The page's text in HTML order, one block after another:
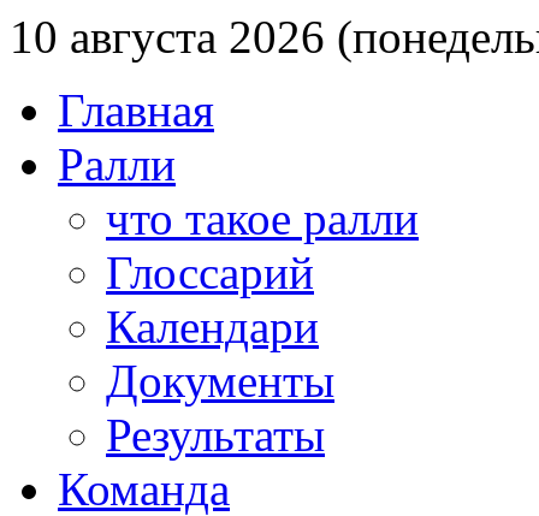
10 августа 2026
Главная
Ралли
что такое ралли
Глоссарий
Календари
Документы
Результаты
Команда